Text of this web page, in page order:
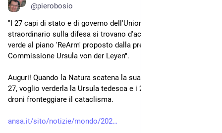
@pierobosio
"I 27 capi di stato e di governo dell'Unione Europea al vertice
straordinario sulla difesa si trovano d'accordo e danno luce
verde al piano 'ReArm' proposto dalla presidente della
Commissione Ursula von der Leyen".
Auguri! Quando la Natura scatena la sua forza distruttiva sui
27, voglio verderla la Ursula tedesca e i 27 con i missili e i
droni fronteggiare il cataclisma.
ansa.it/sito/notizie/mondo/202